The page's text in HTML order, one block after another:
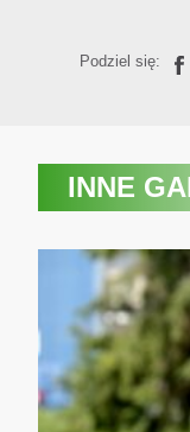
Podziel się:
INNE